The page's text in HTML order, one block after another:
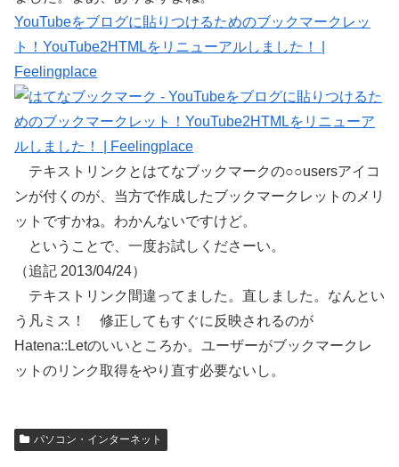
YouTubeをブログに貼りつけるためのブックマークレッ
ト！YouTube2HTMLをリニューアルしました！ |
Feelingplace
テキストリンクとはてなブックマークの○○usersアイコ
ンが付くのが、当方で作成したブックマークレットのメリ
ットですかね。わかんないですけど。
ということで、一度お試しくださーい。
（追記 2013/04/24）
テキストリンク間違ってました。直しました。なんとい
う凡ミス！ 修正してもすぐに反映されるのが
Hatena::Letのいいところか。ユーザーがブックマークレ
ットのリンク取得をやり直す必要ないし。
パソコン・インターネット